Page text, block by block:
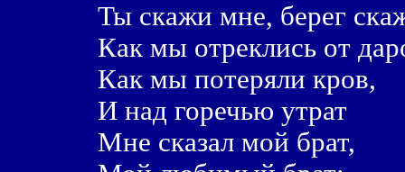
Ты скажи мне, берег
Как мы отреклись от
Как мы потеряли кров,
И над горечью утрат
Мне сказал мой брат,